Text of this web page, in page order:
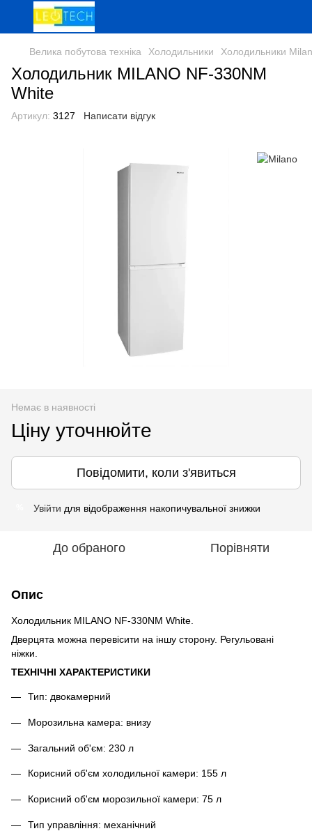
Велика побутова техніка Холодильники Холодильники
Холодильник MILANO NF-330NM
White
Артикул: 3127 Написати відгук
Немає в наявності
Ціну уточнюйте
Повідомити, коли з'явиться
Увійти для відображення накопичувальної знижки
До обраного Порівняти
Опис
Холодильник MILANO NF-330NM White.
Дверцята можна перевісити на іншу сторону. Регульовані
ніжки.
ТЕХНІЧНІ ХАРАКТЕРИСТИКИ
Тип: двокамерний
Морозильна камера: внизу
Загальний об'єм: 230 л
Корисний об'єм холодильної камери: 155 л
Корисний об'єм морозильної камери: 75 л
Тип управління: механічний